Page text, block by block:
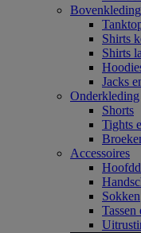
Bovenkleding
Shirts
Shirts
Jacks
Onderkleding
Shorts
Tights
Accessoires
Sokken
Tassen